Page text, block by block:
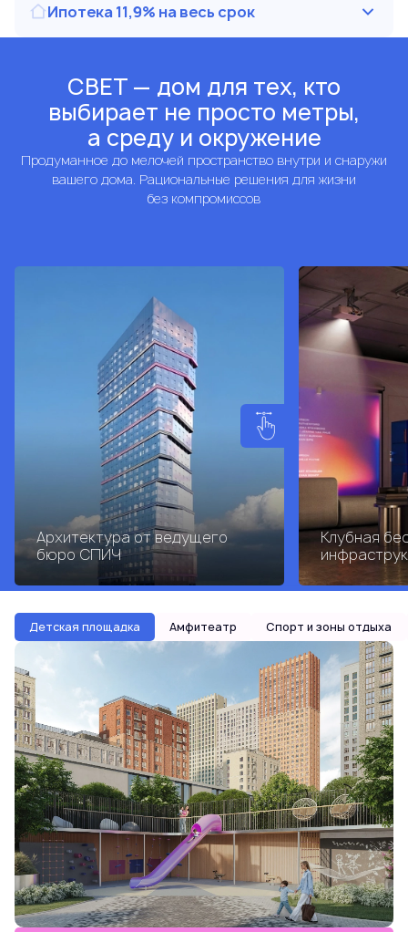
Ипотека 11,9% на весь срок
СВЕТ — дом для тех, кто
выбирает не просто метры,
а среду и окружение
Продуманное до мелочей пространство внутри и снаружи
вашего дома. Рациональные решения для жизни
без компромиссов
Архитектура от ведущего
бюро СПИЧ
Клубная
Детская площадка Амфитеатр Спорт и зоны отдыха